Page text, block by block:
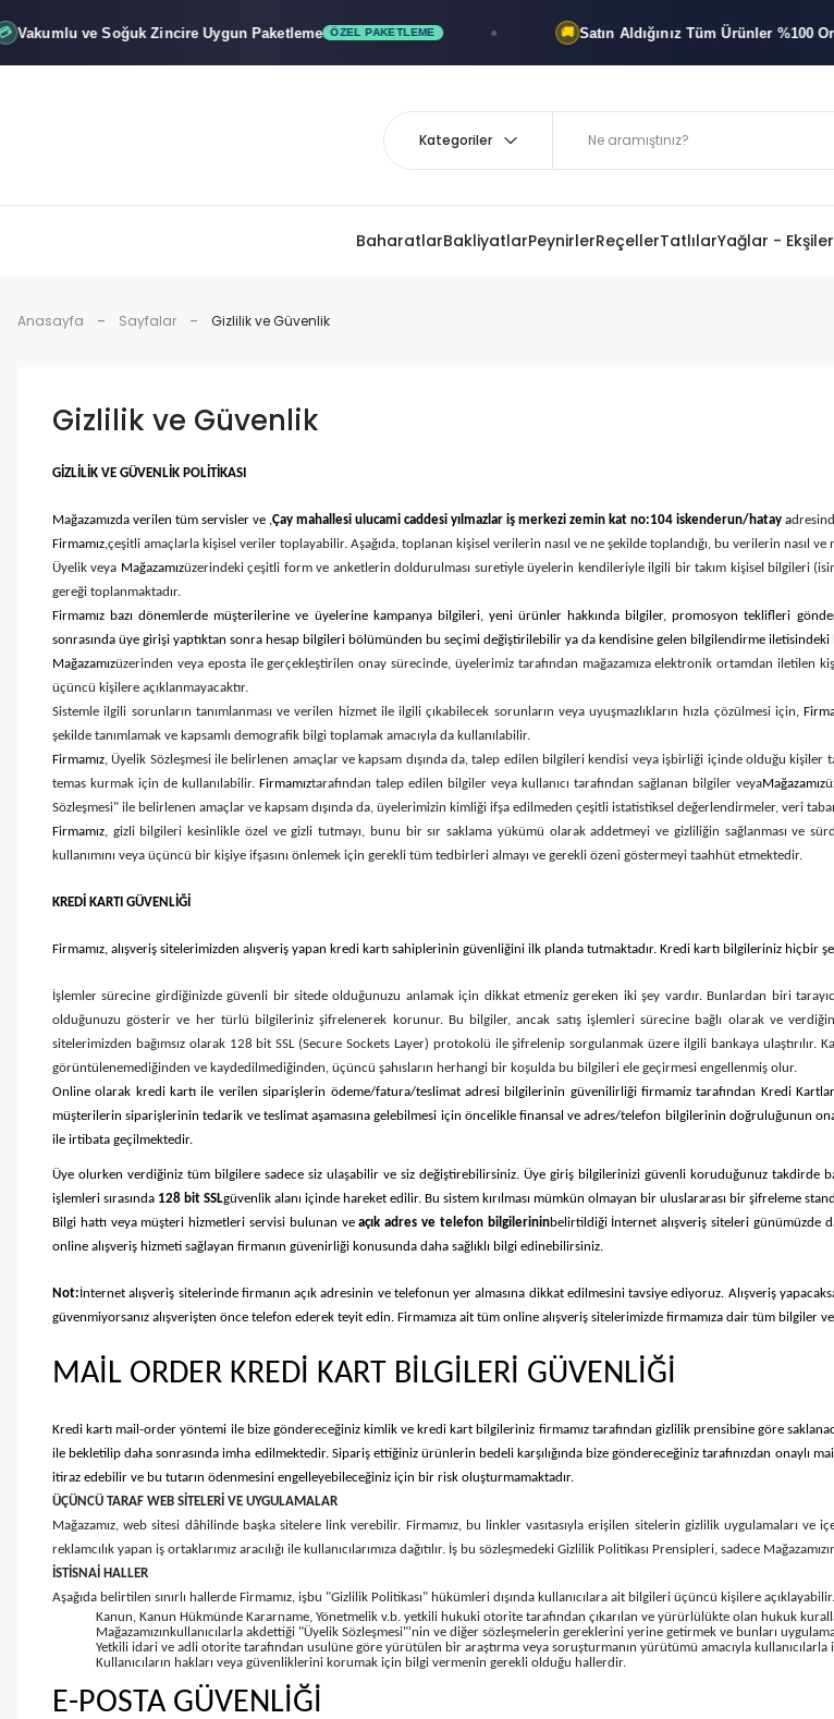
ve SoğukZincire Uygun Paketleme ÖZEL PAKETLEME x" 🚚 Satın Aldığınız Tüm Ürünler%100 Orijinal
BaharatlarBakliyatlarPeynirlerReçellerTatlılarYağlar -
Anasayfa Sayfalar Gizlilik ve Güvenlik
Gizlilik ve Güvenlik
GİZLİLİK VE GÜVENLİK POLİTİKASI
Mağazamızda verilen tüm servisler ve ,Çay mahallesi ulucami caddesi yılmazlar iş merkezi zemin kat no:104 iskenderun/hatay a
Firmamız,çeşitli amaçlarla kişisel veriler toplayabilir. Aşağıda, toplanan kişisel verilerin nasıl ve ne şekilde toplandığı, bu verilerin nasıl
Üyelik veya Mağazamızüzerindeki çeşitli form ve anketlerin doldurulması suretiyle üyelerin kendileriyle ilgili bir takım kişisel bilgileri
gereği toplanmaktadır.
Firmamız bazı dönemlerde müşterilerine ve üyelerine kampanya bilgileri, yeni ürünler hakkında bilgiler, promosyon teklifleri
sonrasında üye girişi yaptıktan sonra hesap bilgileri bölümünden bu seçimi değiştirilebilir ya da kendisine gelen bilgilendirme
Mağazamızüzerinden veya eposta ile gerçekleştirilen onay sürecinde, üyelerimiz tarafından mağazamıza elektronik ortamdan iletilen
üçüncü kişilere açıklanmayacaktır.
Sistemle ilgili sorunların tanımlanması ve verilen hizmet ile ilgili çıkabilecek sorunların veya uyuşmazlıkların hızla çözülmesi için,
şekilde tanımlamak ve kapsamlı demografik bilgi toplamak amacıyla da kullanılabilir.
Firmamız, Üyelik Sözleşmesi ile belirlenen amaçlar ve kapsam dışında da, talep edilen bilgileri kendisi veya işbirliği içinde olduğu
temas kurmak için de kullanılabilir. Firmamıztarafından talep edilen bilgiler veya kullanıcı tarafından sağlanan bilgiler veyaMağazamız
Sözleşmesi" ile belirlenen amaçlar ve kapsam dışında da, üyelerimizin kimliği ifşa edilmeden çeşitli istatistiksel değerlendirmeler, veri
Firmamız, gizli bilgileri kesinlikle özel ve gizli tutmayı, bunu bir sır saklama yükümü olarak addetmeyi ve gizliliğin sağlanması ve
kullanımını veya üçüncü bir kişiye ifşasını önlemek için gerekli tüm tedbirleri almayı ve gerekli özeni göstermeyi taahhüt etmektedir.
KREDİ KARTI GÜVENLİĞİ
Firmamız, alışveriş sitelerimizden alışveriş yapan kredi kartı sahiplerinin güvenliğini ilk planda tutmaktadır. Kredi kartı bilgileriniz hiçbir
İşlemler sürecine girdiğinizde güvenli bir sitede olduğunuzu anlamak için dikkat etmeniz gereken iki şey vardır. Bunlardan biri
olduğunuzu gösterir ve her türlü bilgileriniz şifrelenerek korunur. Bu bilgiler, ancak satış işlemleri sürecine bağlı olarak ve
sitelerimizden bağımsız olarak 128 bit SSL (Secure Sockets Layer) protokolü ile şifrelenip sorgulanmak üzere ilgili bankaya ulaştırılır.
görüntülenemediğinden ve kaydedilmediğinden, üçüncü şahısların herhangi bir koşulda bu bilgileri ele geçirmesi engellenmiş olur.
Online olarak kredi kartı ile verilen siparişlerin ödeme/fatura/teslimat adresi bilgilerinin güvenilirliği firmamiz tarafından Kredi
müşterilerin siparişlerinin tedarik ve teslimat aşamasına gelebilmesi için öncelikle finansal ve adres/telefon bilgilerinin doğruluğunun
ile irtibata geçilmektedir.
Üye olurken verdiğiniz tüm bilgilere sadece siz ulaşabilir ve siz değiştirebilirsiniz. Üye giriş bilgilerinizi güvenli koruduğunuz takdirde
işlemleri sırasında 128 bit SSLgüvenlik alanı içinde hareket edilir. Bu sistem kırılması mümkün olmayan bir uluslararası bir şifreleme
Bilgi hattı veya müşteri hizmetleri servisi bulunan veaçık adres ve telefon bilgilerininbelirtildiği İnternet alışveriş siteleri günümüzde
online alışveriş hizmeti sağlayan firmanın güvenirliği konusunda daha sağlıklı bilgi edinebilirsiniz.
Not:İnternet alışveriş sitelerinde firmanın açık adresinin ve telefonun yer almasına dikkat edilmesini tavsiye ediyoruz. Alışveriş
güvenmiyorsanız alışverişten önce telefon ederek teyit edin. Firmamıza ait tüm online alışveriş sitelerimizde firmamıza dair tüm bilgiler
MAİL ORDER KREDİ KART BİLGİLERİ GÜVENLİĞİ
Kredi kartı mail-order yöntemi ile bize göndereceğiniz kimlik ve kredi kart bilgileriniz firmamız tarafından gizlilik prensibine göre
ile bekletilip daha sonrasında imha edilmektedir. Sipariş ettiğiniz ürünlerin bedeli karşılığında bize göndereceğiniz tarafınızdan onaylı
itiraz edebilir ve bu tutarın ödenmesini engelleyebileceğiniz için bir risk oluşturmamaktadır.
ÜÇÜNCÜ TARAF WEB SİTELERİ VE UYGULAMALAR
Mağazamız, web sitesi dâhilinde başka sitelere link verebilir. Firmamız, bu linkler vasıtasıyla erişilen sitelerin gizlilik uygulamaları ve
reklamcılık yapan iş ortaklarımız aracılığı ile kullanıcılarımıza dağıtılır. İş bu sözleşmedeki Gizlilik Politikası Prensipleri, sadece
İSTİSNAİ HALLER
Aşağıda belirtilen sınırlı hallerde Firmamız, işbu "Gizlilik Politikası" hükümleri dışında kullanıcılara ait bilgileri üçüncü kişilere
Kanun, Kanun Hükmünde Kararname, Yönetmelik v.b. yetkili hukuki otorite tarafından çıkarılan ve yürürlülükte olan hukuk
Mağazamızınkullanıcılarla akdettiği "Üyelik Sözleşmesi"'nin ve diğer sözleşmelerin gereklerini yerine getirmek ve bunları
Yetkili idari ve adli otorite tarafından usulüne göre yürütülen bir araştırma veya soruşturmanın yürütümü amacıyla
Kullanıcıların hakları veya güvenliklerini korumak için bilgi vermenin gerekli olduğu hallerdir.
E-POSTA GÜVENLİĞİ